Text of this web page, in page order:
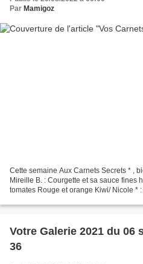
Par Mamigoz
Cette semaine Aux Carnets Secrets * ,
Mireille B. : Courgette et sa sauce fines
tomates Rouge et orange Kiwi/ Nicole *
Votre Galerie 2021 du 06
36